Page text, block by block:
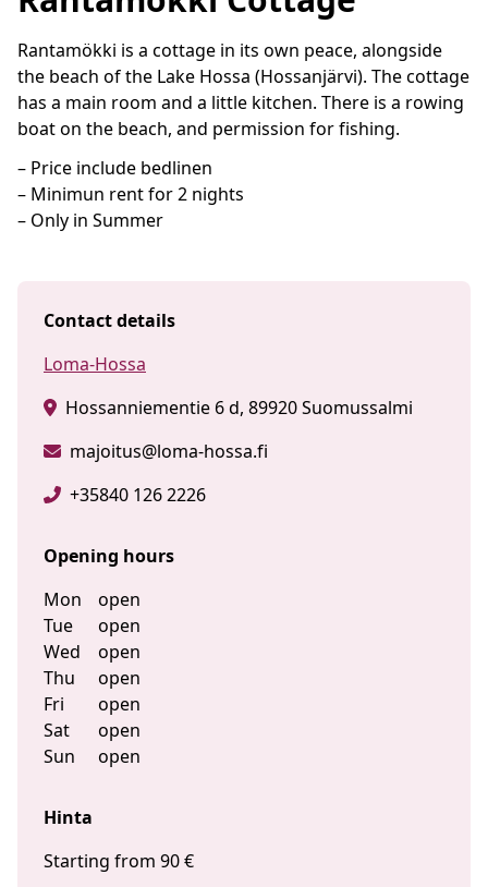
Rantamökki is a cottage in its own peace, alongside
the beach of the Lake Hossa (Hossanjärvi). The cottage
has a main room and a little kitchen. There is a rowing
boat on the beach, and permission for fishing.
– Price include bedlinen
– Minimun rent for 2 nights
– Only in Summer
Contact details
Loma-Hossa
Hossanniementie 6 d, 89920 Suomussalmi
majoitus@loma-hossa.fi
+35840 126 2226
Opening hours
Mon
open
Tue
open
Wed
open
Thu
open
Fri
open
Sat
open
Sun
open
Hinta
Starting from 90 €